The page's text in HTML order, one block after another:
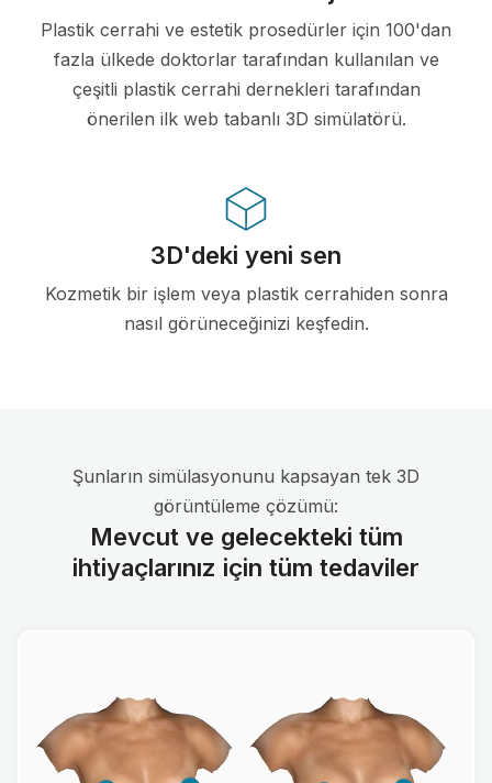
Plastik cerrahi ve estetik prosedürler için 100'dan
fazla ülkede doktorlar tarafından kullanılan ve
çeşitli plastik cerrahi dernekleri tarafından
önerilen ilk web tabanlı 3D simülatörü.
3D'deki yeni sen
Kozmetik bir işlem veya plastik cerrahiden sonra
nasıl görüneceğinizi keşfedin.
Şunların simülasyonunu kapsayan tek 3D
görüntüleme çözümü:
Mevcut ve gelecekteki tüm
ihtiyaçlarınız için tüm tedaviler